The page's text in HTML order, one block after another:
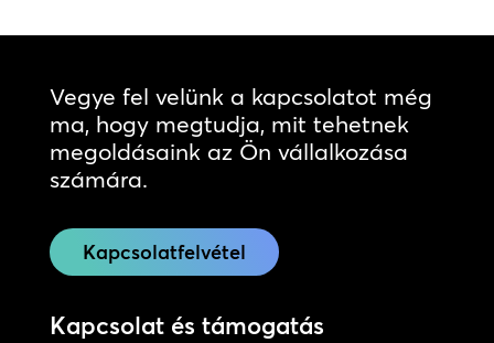
Vegye fel velünk a kapcsolatot még
ma, hogy megtudja, mit tehetnek
megoldásaink az Ön vállalkozása
számára.
Kapcsolatfelvétel
Kapcsolat és támogatás